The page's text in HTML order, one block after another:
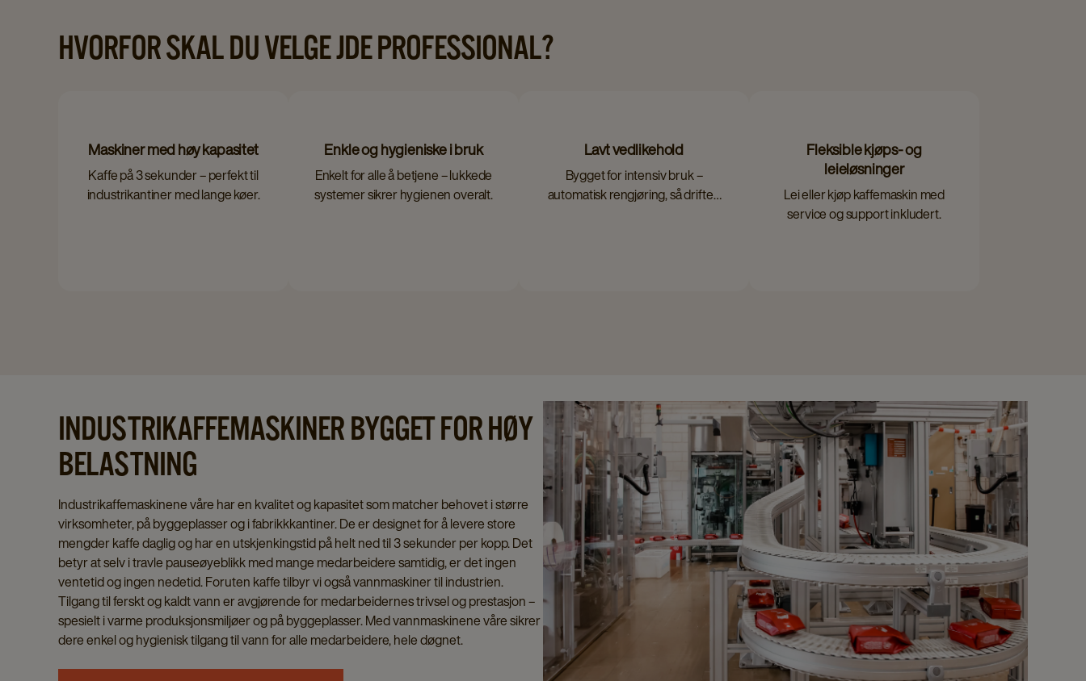
HVORFOR SKAL DU VELGE JDE PROFESSIONAL?
Maskiner med høy kapasitet
Kaffe på 3 sekunder – perfekt til
industrikantiner med lange køer.
Enkle og hygieniske i bruk
Enkelt for alle å betjene – lukkede
systemer sikrer hygienen overalt.
Lavt vedlikehold
Bygget for intensiv bruk –
automatisk rengjøring, så driften
Fleksible kjøps- og
leieløsninger
Lei eller kjøp kaffemaskin med
service og support inkludert.
INDUSTRIKAFFEMASKINER BYGGET FOR HØY
BELASTNING
Industrikaffemaskinene våre har en kvalitet og kapasitet som matcher behovet i større
virksomheter, på byggeplasser og i fabrikkkantiner. De er designet for å levere store
mengder kaffe daglig og har en utskjenkingstid på helt ned til 3 sekunder per kopp. Det
betyr at selv i travle pauseøyeblikk med mange medarbeidere samtidig, er det ingen
ventetid og ingen nedetid. Foruten kaffe tilbyr vi også vannmaskiner til industrien.
Tilgang til ferskt og kaldt vann er avgjørende for medarbeidernes trivsel og prestasjon –
spesielt i varme produksjonsmiljøer og på byggeplasser. Med vannmaskinene våre sikrer
dere enkel og hygienisk tilgang til vann for alle medarbeidere, hele døgnet.